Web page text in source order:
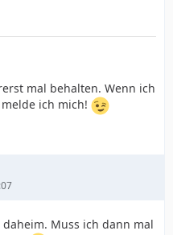
mal behalten. Wenn ich
ich mich!
Muss ich dann mal